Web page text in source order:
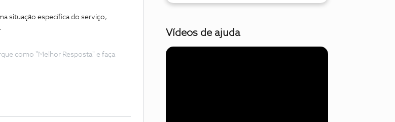
situação específica do serviço,
como "Melhor Resposta" e faça
Vídeos de ajuda